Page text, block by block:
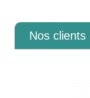
Nos